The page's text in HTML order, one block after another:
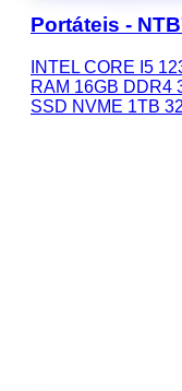
Portáteis -
INTEL CORE I5
RAM 16GB DDR4
SSD NVME 1TB